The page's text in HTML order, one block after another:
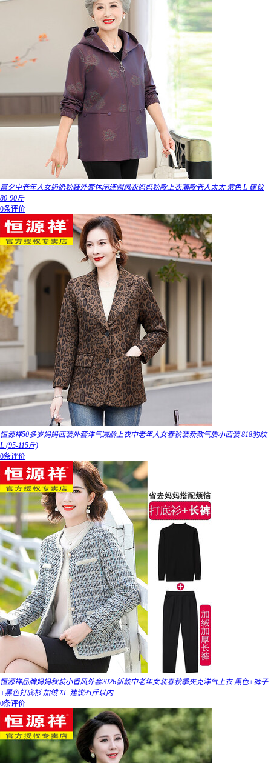
富夕中老年人女奶奶秋装外套休闲连帽风衣妈妈秋款上衣薄款老人太太 紫色 L 建议
80-90斤
0条评价
恒源祥50多岁妈妈西装外套洋气减龄上衣中老年人女春秋装新款气质小西装 818豹纹
L (95-115斤)
0条评价
恒源祥品牌妈妈秋装小香风外套2026新款中老年女装春秋季夹克洋气上衣 黑色+裤子
+黑色打底衫 加绒 XL 建议95斤以内
0条评价